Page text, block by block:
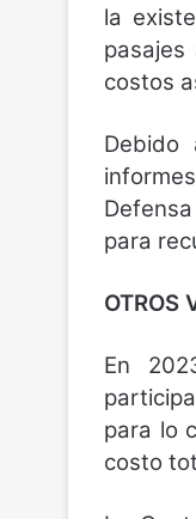
la
costos
Debido
para
OTROS
En
para lo
costo